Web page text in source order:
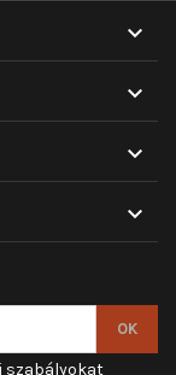




szabályokat